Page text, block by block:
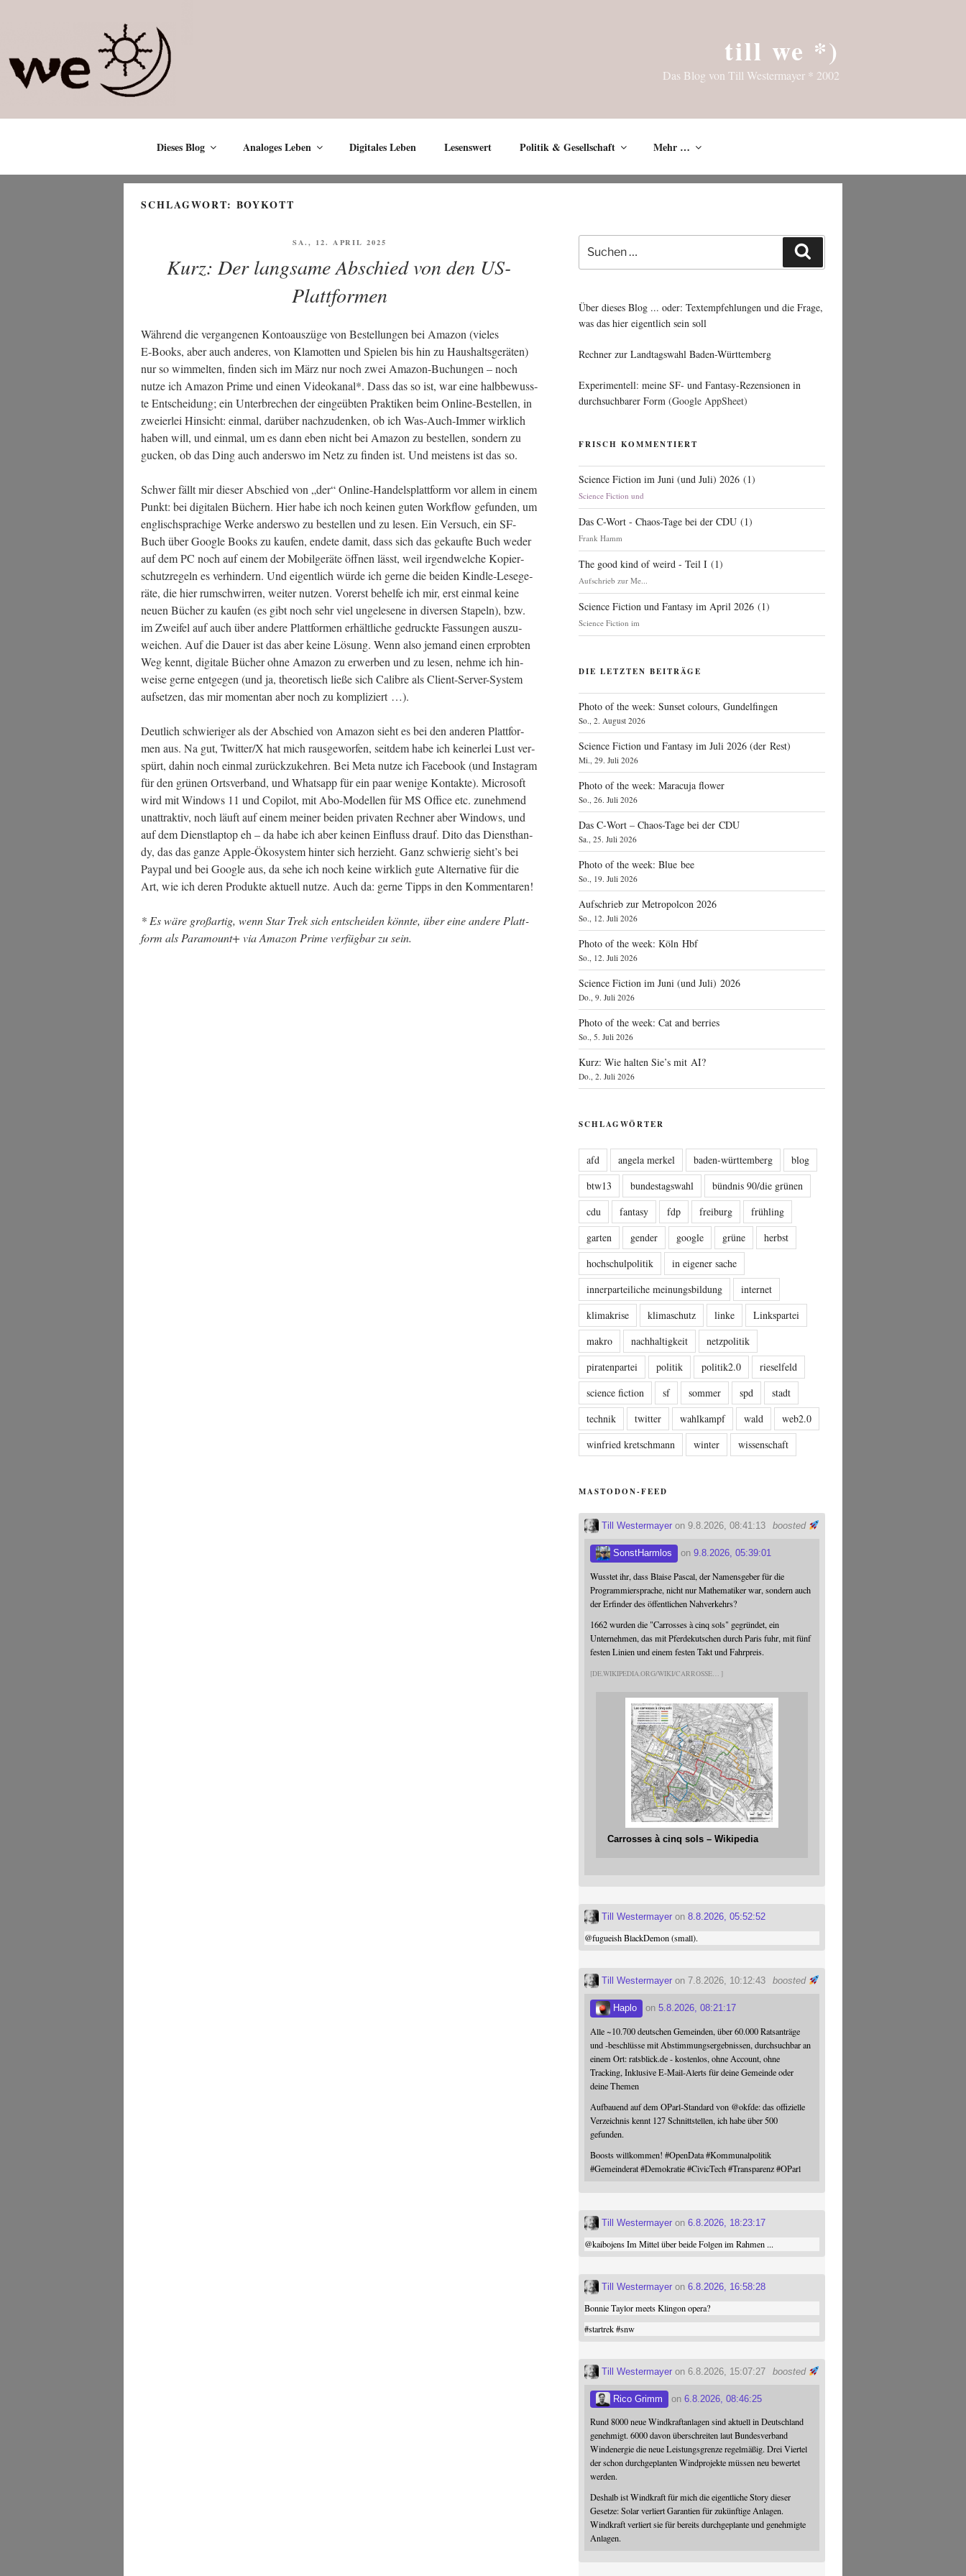
till we *)
Das Blog von Till Westermayer * 2002
Dieses Blog Analoges Leben Digitales Leben Lesenswert Politik & Gesellschaft Mehr …
SCHLAGWORT: BOYKOTT
VERÖFFENTLICHT
SA., 12. APRIL 2025
Kurz: Der langsame Abschied von den US-
Plattformen
Wäh­rend die ver­gan­ge­nen Kon­to­aus­zü­ge von Bestel­lun­gen bei Ama­zon (vie­les
E‑Books, aber auch ande­res, von Kla­mot­ten und Spie­len bis hin zu Haus­halts­ge­rä­ten)
nur so wim­mel­ten, fin­den sich im März nur noch zwei Ama­zon-Buchun­gen – noch
nut­ze ich Ama­zon Prime und einen Video­ka­nal*. Dass das so ist, war eine halb­be­wuss­
te Ent­schei­dung; ein Unter­bre­chen der ein­ge­üb­ten Prak­ti­ken beim Online-Bestel­len, in
zwei­er­lei Hin­sicht: ein­mal, dar­über nach­zu­den­ken, ob ich Was-Auch-Immer wirk­lich
haben will, und ein­mal, um es dann eben nicht bei Ama­zon zu bestel­len, son­dern zu
gucken, ob das Ding auch anders­wo im Netz zu fin­den ist. Und meis­tens ist das so.
Schwer fällt mir die­ser Abschied von „der“ Online-Han­dels­platt­form vor allem in einem
Punkt: bei digi­ta­len Büchern. Hier habe ich noch kei­nen guten Work­flow gefun­den, um
eng­lisch­spra­chi­ge Wer­ke anders­wo zu bestel­len und zu lesen. Ein Ver­such, ein SF-
Buch über Goog­le Books zu kau­fen, ende­te damit, dass sich das gekauf­te Buch weder
auf dem PC noch auf einem der Mobil­ge­rä­te öff­nen lässt, weil irgend­wel­che Kopier­
schutz­re­geln es ver­hin­dern. Und eigent­lich wür­de ich ger­ne die bei­den Kind­le-Lese­ge­
rä­te, die hier rum­schwir­ren, wei­ter nut­zen. Vor­erst behel­fe ich mir, erst ein­mal kei­ne
neu­en Bücher zu kau­fen (es gibt noch sehr viel unge­le­se­ne in diver­sen Sta­peln), bzw.
im Zwei­fel auf auch über ande­re Platt­for­men erhält­li­che gedruck­te Fas­sun­gen aus­zu­
wei­chen. Auf die Dau­er ist das aber kei­ne Lösung. Wenn also jemand einen erprob­ten
Weg kennt, digi­ta­le Bücher ohne Ama­zon zu erwer­ben und zu lesen, neh­me ich hin­
wei­se ger­ne ent­ge­gen (und ja, theo­re­tisch lie­ße sich Calib­re als Cli­ent-Ser­ver-Sys­tem
auf­set­zen, das mir momen­tan aber noch zu kompliziert …).
Deut­lich schwie­ri­ger als der Abschied von Ama­zon sieht es bei den ande­ren Platt­for­
men aus. Na gut, Twitter/X hat mich raus­ge­wor­fen, seit­dem habe ich kei­ner­lei Lust ver­
spürt, dahin noch ein­mal zurück­zu­keh­ren. Bei Meta nut­ze ich Face­book (und Insta­gram
für den grü­nen Orts­ver­band, und Whats­app für ein paar weni­ge Kon­tak­te). Micro­soft
wird mit Win­dows 11 und Copi­lot, mit Abo-Model­len für MS Office etc. zuneh­mend
unat­trak­tiv, noch läuft auf einem mei­ner bei­den pri­va­ten Rech­ner aber Win­dows, und
auf dem Dienst­lap­top eh – da habe ich aber kei­nen Ein­fluss drauf. Dito das Dienst­han­
dy, das das gan­ze Apple-Öko­sys­tem hin­ter sich her­zieht. Ganz schwie­rig sieht’s bei
Pay­pal und bei Goog­le aus, da sehe ich noch kei­ne wirk­lich gute Alter­na­ti­ve für die
Art, wie ich deren Pro­duk­te aktu­ell nut­ze. Auch da: ger­ne Tipps in den Kommentaren!
* Es wäre groß­ar­tig, wenn Star Trek sich ent­schei­den könn­te, über eine ande­re Platt­
form als Para­mount+ via Ama­zon Prime ver­füg­bar zu sein.
Suche
nach:
Über dieses Blog ... oder: Textempfehlungen und die Frage,
was das hier eigentlich sein soll
Rechner zur Landtagswahl Baden-Württemberg
Experimentell: meine SF- und Fantasy-Rezensionen in
durchsuchbarer Form (Google AppSheet)
FRISCH KOMMENTIERT
Science Fiction im Juni (und Juli) 2026 (1)
Science Fiction und
Das C-Wort - Chaos-Tage bei der CDU (1)
Frank Hamm
The good kind of weird - Teil I (1)
Aufschrieb zur Me...
Science Fiction und Fantasy im April 2026 (1)
Science Fiction im
DIE LETZTEN BEITRÄGE
Photo of the week: Sunset colours, Gundelfingen
So., 2. August 2026
Science Fiction und Fantasy im Juli 2026 (der Rest)
Mi., 29. Juli 2026
Photo of the week: Maracuja flower
So., 26. Juli 2026
Das C‑Wort – Chaos-Tage bei der CDU
Sa., 25. Juli 2026
Photo of the week: Blue bee
So., 19. Juli 2026
Aufschrieb zur Metropolcon 2026
So., 12. Juli 2026
Photo of the week: Köln Hbf
So., 12. Juli 2026
Science Fiction im Juni (und Juli) 2026
Do., 9. Juli 2026
Photo of the week: Cat and berries
So., 5. Juli 2026
Kurz: Wie halten Sie’s mit AI?
Do., 2. Juli 2026
SCHLAGWÖRTER
afd angela merkel baden-württemberg
blog
btw13
bundestagswahl
bündnis 90/die grünen
cdu
fantasy fdp freiburg
frühling
garten
gender google grüne
herbst
hochschulpolitik
in eigener sache
innerparteiliche meinungsbildung
internet
klimakrise
klimaschutz linke
Linkspartei
makro
nachhaltigkeit
netzpolitik
piratenpartei
politik politik2.0
rieselfeld
science fiction
sf sommer spd
stadt
technik
twitter wahlkampf wald
web2.0
winfried kretschmann
winter wissenschaft
MASTODON-FEED
boosted
Till Westermayer on 9.8.2026, 08:41:13
SonstHarmlos on9.8.2026, 05:39:01
Wusstet ihr, dass Blaise Pascal, der Namensgeber für die
Programmiersprache, nicht nur Mathematiker war, sondern auch
der Erfinder des öffentlichen Nahverkehrs?
1662 wurden die "Carrosses à cinq sols" gegründet, ein
Unternehmen, das mit Pferdekutschen durch Paris fuhr, mit fünf
festen Linien und einem festen Takt und Fahrpreis.
DE.WIKIPEDIA.ORG/WIKI/CARROSSE
Carrosses à cinq sols – Wikipedia
Till Westermayer on8.8.2026, 05:52:52
@fugueishBlackDemon (small).
boosted
Till Westermayer on 7.8.2026, 10:12:43
Haplo on5.8.2026, 08:21:17
Alle ~10.700 deutschen Gemeinden, über 60.000 Ratsanträge
und -beschlüsse mit Abstimmungsergebnissen, durchsuchbar an
einem Ort: ratsblick.de - kostenlos, ohne Account, ohne
Tracking, Inklusive E-Mail-Alerts für deine Gemeinde oder
deine Themen
Aufbauend auf dem OParl-Standard von @okfde: das offizielle
Verzeichnis kennt 127 Schnittstellen, ich habe über 500
gefunden.
Boosts willkommen!#OpenData #Kommunalpolitik
#Gemeinderat #Demokratie #CivicTech #Transparenz #OParl
Till Westermayer on6.8.2026, 18:23:17
@kaibojensIm Mittel über beide Folgen im Rahmen ...
Till Westermayer on6.8.2026, 16:58:28
Bonnie Taylor meets Klingon opera?
#startrek #snw
boosted
Till Westermayer on 6.8.2026, 15:07:27
Rico Grimm on6.8.2026, 08:46:25
Rund 8000 neue Windkraftanlagen sind aktuell in Deutschland
genehmigt. 6000 davon überschreiten laut Bundesverband
Windenergie die neue Leistungsgrenze regelmäßig. Drei Viertel
der schon durchgeplanten Windprojekte müssen neu bewertet
werden.
Deshalb ist Windkraft für mich die eigentliche Story dieser
Gesetze: Solar verliert Garantien für zukünftige Anlagen.
Windkraft verliert sie für bereits durchgeplante und genehmigte
Anlagen.